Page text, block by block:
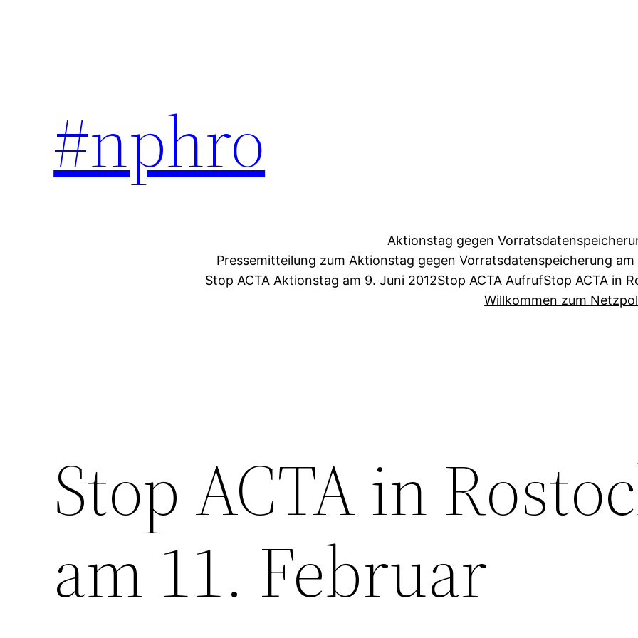
#nphro
Aktionstag gegen
Pressemitteilung zum Aktionstag gegen Vorratsdatenspeicherung am
Stop ACTA Aktionstag am 9. Juni 2012Stop ACTA AufrufStop ACTA in
Willkommen zum
Stop ACTA in
am 11. Februar